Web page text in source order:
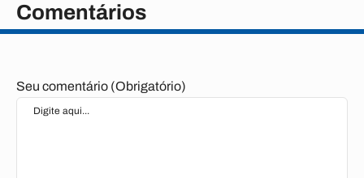
Comentários
Seu comentário (Obrigatório)